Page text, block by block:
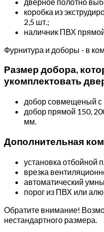
коробка из
2,5 шт.;
наличник ПВХ
Фурнитура и доборы - в
Размер добора,
укомплектовать
добор совмещеный с
добор прямой 150,
мм.
Дополнительная
установка отбойной
врезка
автоматический
порог из ПВХ или
Обратите внимание!
нестандартного размера.